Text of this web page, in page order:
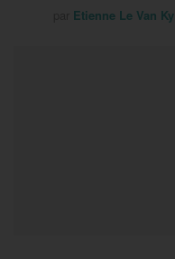
Etienne Le Van Ky